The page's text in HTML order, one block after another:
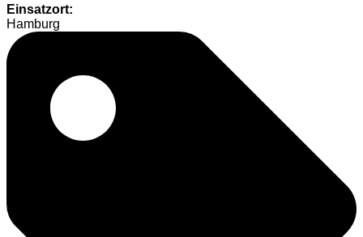
Einsatzort:
Hamburg